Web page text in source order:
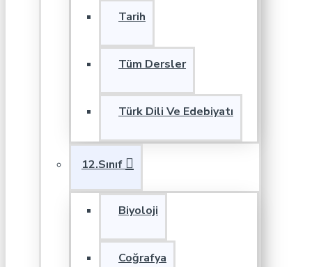
Tarih
Tüm Dersler
Türk Dili Ve Edebiyatı
12.Sınıf
Biyoloji
Coğrafya